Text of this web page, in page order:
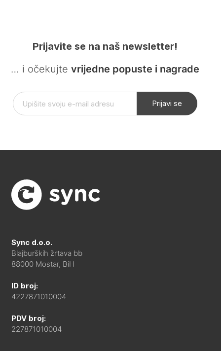
Prijavite se na naš newsletter!
… i očekujte vrijedne popuste i nagrade
Prijavi se
Sync d.o.o.
Blajburških žrtava bb
88000 Mostar, BiH
ID broj:
4227871010004
PDV broj:
227871010004